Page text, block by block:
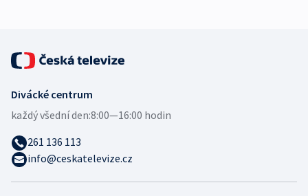
Divácké centrum
každý všední den:8:00—16:00 hodin
261 136 113
info@ceskatelevize.cz